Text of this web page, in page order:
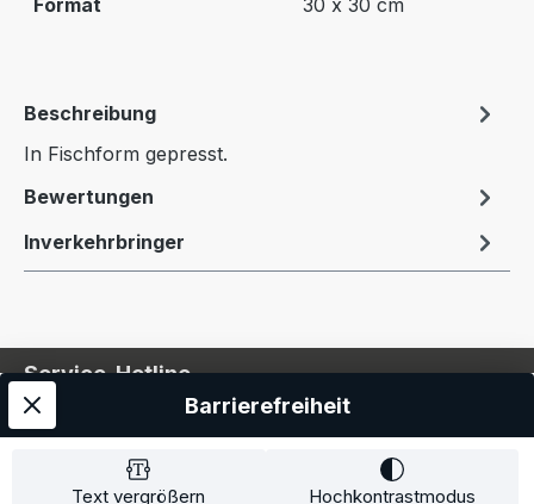
Format 30 x 30 cm
Beschreibung
In Fischform gepresst.
Bewertungen
Inverkehrbringer
Service-Hotline
Service
Information
Text vergrößern Hochkontrastmodus
Barrierefreiheit